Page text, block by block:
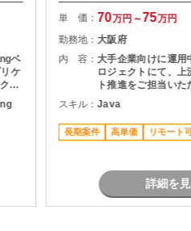
ベ
ケ
エ
お
単 価： 70万円～75万円
勤務地： 大阪府
内 容： 大手企業向けに運
ロジェクトにて、上
ト推進をご担当いただきま
利用部門との要件整
ステムの仕様調査・
作成 ・開発工数の算
・スケジュール管理
スキル：Java
長期案件 高単価 リモート
詳細を